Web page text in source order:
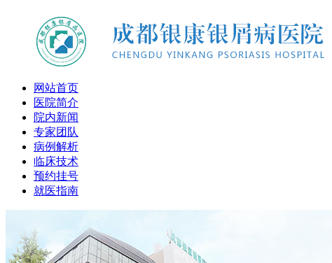
网站首页
医院简介
院内新闻
专家团队
病例解析
临床技术
预约挂号
就医指南